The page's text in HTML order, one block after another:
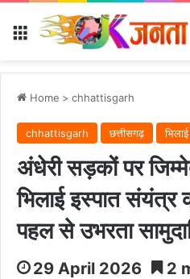
Menu
Home > chhattisgarh
chhattisgarh छत्तीसगढ़ भिलाई
अंधेरी सड़कों पर
भिलाई इस्पात संयंत्र
पहल से उभरता
29 April 2026 2